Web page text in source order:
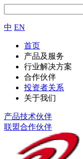
中 EN
首页
产品及服务
行业解决方案
合作伙伴
投资者关系
关于我们
产品技术伙伴
联盟合作伙伴